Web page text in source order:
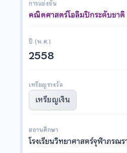
การแข่งขัน
คณิตศาสตร์โอลิมปิกระดับชาติ
ปี (พ.ศ.)
2558
เหรียญรางวัล
เหรียญเงิน
สถานศึกษา
โรงเรียนวิทยาศาสตร์จุฬาภรณ